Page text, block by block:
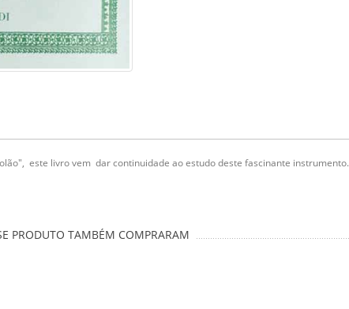
este livro vem dar continuidade ao estudo deste fascinante instrumento.
PRODUTO TAMBÉM COMPRARAM